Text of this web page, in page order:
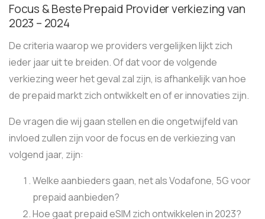
Focus & Beste Prepaid Provider verkiezing van
2023 – 2024
De criteria waarop we providers vergelijken lijkt zich
ieder jaar uit te breiden. Of dat voor de volgende
verkiezing weer het geval zal zijn, is afhankelijk van hoe
de prepaid markt zich ontwikkelt en of er innovaties zijn.
De vragen die wij gaan stellen en die ongetwijfeld van
invloed zullen zijn voor de focus en de verkiezing van
volgend jaar, zijn:
Welke aanbieders gaan, net als Vodafone, 5G voor
prepaid aanbieden?
Hoe gaat prepaid eSIM zich ontwikkelen in 2023?